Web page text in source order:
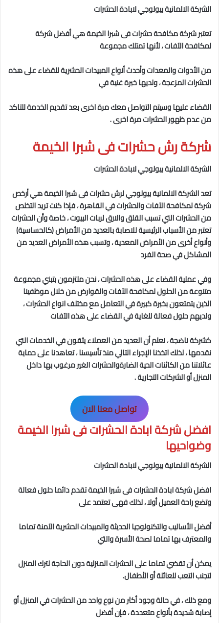
الشركة الالمانية بيولوجي لابادة الحشرات
تعتبر شركة مكافحة حشرات فى شبرا الخيمةهي أفضل شركة
لمكافحة الآفات ، لأنها تمتلك مجموعة
من الأدوات والمعدات وأحدث أنواع المبيدات الحشرية للقضاء على هذه
الحشرات المزعجة ، ولديها خبرة غنية في
القضاء عليها وسيتم التواصل معك مرة اخرى بعد تقديم الخدمة للتاكد
من عدم ظهور الحشرات مرة اخرى .
شركة رش حشرات فى شبرا الخيمة
الشركة الالمانية بيولوجي لابادة الحشرات
تعد الشركة الالمانية بيولوجي لرش حشرات فى شبرا الخيمةهي أرخص
شركة لمكافحة الآفات والحشرات في القاهرة، فإذا كنت تريد التخلص
من الحشرات التي تسبب القلق والارق لربات البيوت ، خاصة وأن الحشرات
تعتبر من الأسباب الرئيسية للاصابة بالعديد من الأمراض (كالحساسية)
وأنواع أخرى من الأمراض المعدية ، وتسبب هذه الأمراض العديد من
المشاكل في صحة الفرد
وفي عملية القضاء على هذه الحشرات ، نحن ملتزمون بتبني مجموعة
متنوعة من الحلول لمكافحة الآفات والقوارض من خلال موظفينا
الذين يتمتعون بخبرة كبيرة في التعامل مع مختلف انواع الحشرات ،
ولديهم حلول فعالة للغاية في القضاء على هذه الآفات
كشركة ناضجة ، نعلم أن العديد من العملاء يثقون في الخدمات التي
نقدمها ، لذلك اتخذنا الإجراء التالي منذ تأسيسنا ، تعاهدنا على حماية
عائلاتنا من الكائنات الحية الضارةوالحشرات الغير مرغوب بها داخل
المنزل أو الشركات التجارية .
تواصل معنا الان
افضل شركة ابادة الحشرات فى شبرا الخيمة
وضواحيها
الشركة الالمانية بيولوجي لابادة الحشرات
افضل شركة ابادة الحشرات فى شبرا الخيمةتقدم دائما حلول فعالة
وتضع راحة العميل أولا ، لذلك فهى تعتمد على
أفضل الأساليب والتكنولوجيا الحديثة والمبيدات الحشرية الآمنة تماما
والمعترف بها تماما لصحة الأسرة والتي
يمكن أن تقضي تماما على الحشرات المنزلية دون الحاجة لترك المنزل
لتجنب التعب للعائلة أو الأطفال.
ومع ذلك ، في حالة وجود أكثر من نوع واحد من الحشرات في المنزل أو
إصابة شديدة بأنواع متعددة ، فإن أفضل